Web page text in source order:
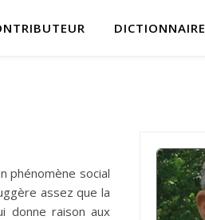
DICTIONNAIRE
phénomène social
assez que la
donne raison aux